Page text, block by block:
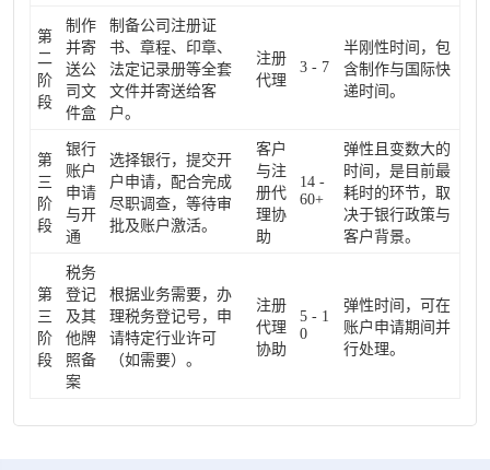
第
二
阶
段
制作
并寄
送公
司文
件盒
制备公司注册证
书、章程、印章、
法定记录册等全套
文件并寄送给客
户。
注册
代理
3 - 7
半刚性时间，包
含制作与国际快
递时间。
第
三
阶
段
银行
账户
申请
与开
通
选择银行，提交开
户申请，配合完成
尽职调查，等待审
批及账户激活。
客户
与注
册代
理协
助
14 -
60+
弹性且变数大的
时间，是目前最
耗时的环节，取
决于银行政策与
客户背景。
第
三
阶
段
税务
登记
及其
他牌
照备
案
根据业务需要，办
理税务登记号，申
请特定行业许可
（如需要）。
注册
代理
协助
5 - 1
0
弹性时间，可在
账户申请期间并
行处理。